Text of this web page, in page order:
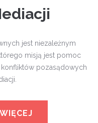
jest niezależnym
misją jest pomoc
pozasądowych